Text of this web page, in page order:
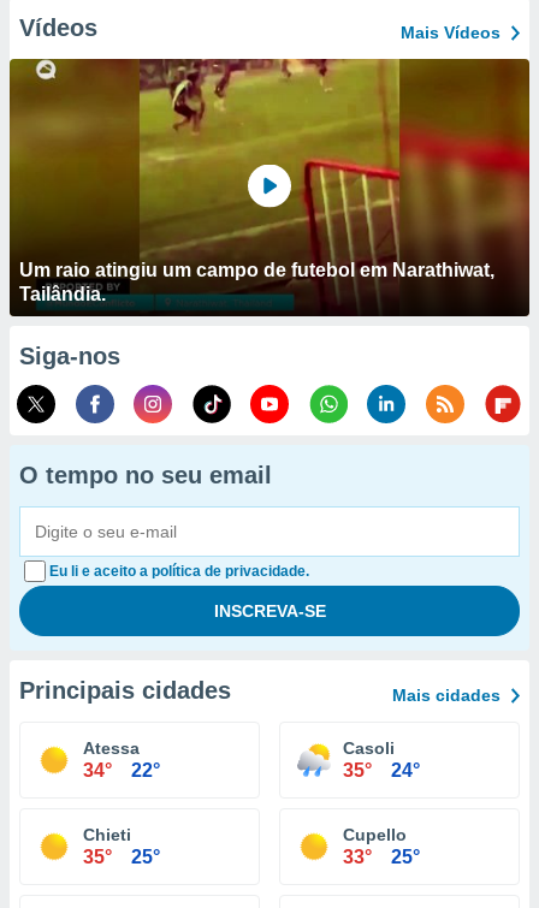
Vídeos Mais Vídeos
Um raio atingiu um campo de futebol em Narathiwat,
Tailândia.
Siga-nos
O tempo no seu email
Eu li e aceito a política de privacidade.
Principais cidades Mais cidades
Atessa
34° 22°
Casoli
35° 24°
Chieti
35° 25°
Cupello
33° 25°